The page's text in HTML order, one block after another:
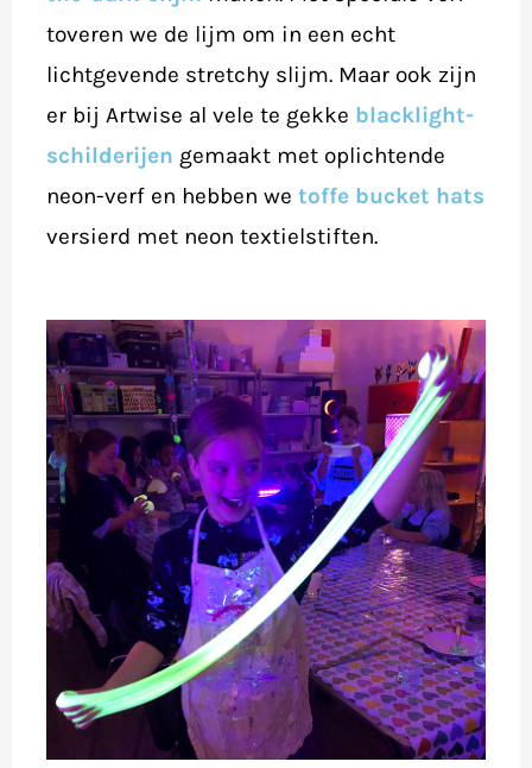
toveren we de lijm om in een echt
lichtgevende stretchy slijm. Maar ook zijn
er bij Artwise al vele te gekke blacklight-
schilderijen gemaakt met oplichtende
neon-verf en hebben wetoffe bucket hats
versierd met neon textielstiften.